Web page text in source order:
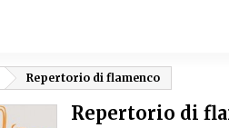
Repertorio di flamenco
Repertorio di